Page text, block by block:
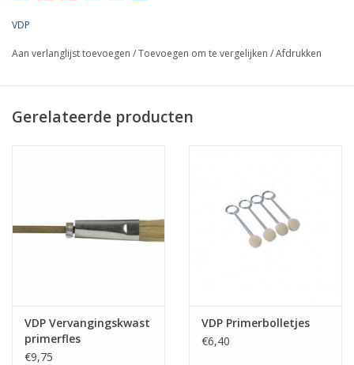
VDP
Aan verlanglijst toevoegen /Toevoegen om te vergelijken /Afdrukken
Gerelateerde producten
VDP Vervangingskwast
primerfles
€9,75
VDP Primerbolletjes
€6,40